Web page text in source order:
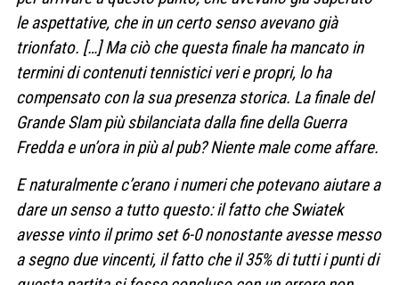
le aspettative, che in un certo senso avevano già
trionfato. […]Ma ciò che questa finale ha mancato in
termini di contenuti tennistici veri e propri, lo ha
compensato con la sua presenza storica. La finale del
Grande Slam più sbilanciata dalla fine della Guerra
Fredda e un’ora in più al pub? Niente male come affare.
E naturalmente c’erano i numeri che potevano aiutare a
dare un senso a tutto questo: il fatto che Swiatek
avesse vinto il primo set 6-0 nonostante avesse messo
a segno due vincenti, il fatto che il 35% di tutti i punti di